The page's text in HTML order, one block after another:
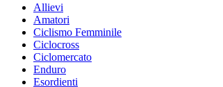
Allievi
Amatori
Ciclismo Femminile
Ciclocross
Ciclomercato
Enduro
Esordienti